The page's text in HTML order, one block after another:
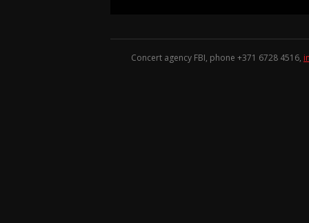
Concert agency FBI, phone +371 6728 4516,